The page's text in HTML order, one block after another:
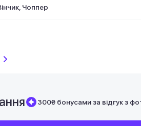
Чоппер
300₴ бонусами за відгук з